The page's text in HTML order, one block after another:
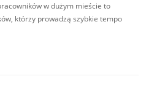
w dużym mieście to
którzy prowadzą szybkie tempo